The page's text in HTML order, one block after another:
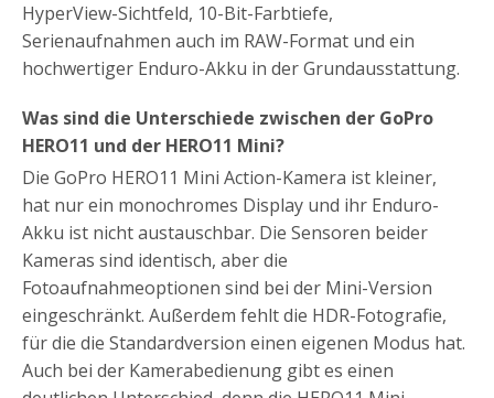
HyperView-Sichtfeld, 10-Bit-Farbtiefe,
Serienaufnahmen auch im RAW-Format und ein
hochwertiger Enduro-Akku in der Grundausstattung.
Was sind die Unterschiede zwischen der GoPro
HERO11 und der HERO11 Mini?
Die GoPro HERO11 Mini Action-Kamera ist kleiner,
hat nur ein monochromes Display und ihr Enduro-
Akku ist nicht austauschbar. Die Sensoren beider
Kameras sind identisch, aber die
Fotoaufnahmeoptionen sind bei der Mini-Version
eingeschränkt. Außerdem fehlt die HDR-Fotografie,
für die die Standardversion einen eigenen Modus hat.
Auch bei der Kamerabedienung gibt es einen